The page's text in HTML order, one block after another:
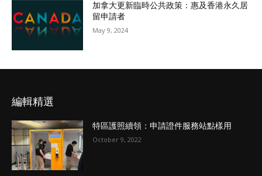
加拿大更新臨時公共政策：惠及香港永久居
留申請者
May 9, 2024
編輯精選
特區護照續領：申請證件服務站點樣用
October 9, 2022